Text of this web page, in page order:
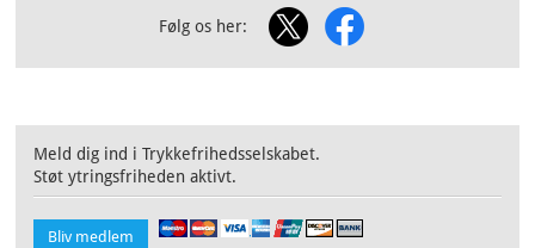
Følg os her:
Meld dig ind i Trykkefrihedsselskabet.
Støt ytringsfriheden aktivt.
Bliv medlem